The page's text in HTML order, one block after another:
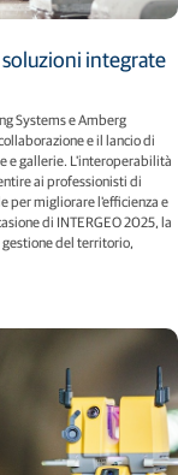
integrate
Systems e Amberg
e il lancio di
e gallerie. L'interoperabilità
ai professionisti di
per migliorare l'efficienza e
di INTERGEO 2025, la
del territorio,